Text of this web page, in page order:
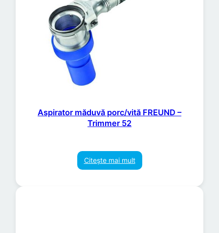
Aspirator măduvă porc/vită FREUND –
Trimmer 52
Citește mai mult